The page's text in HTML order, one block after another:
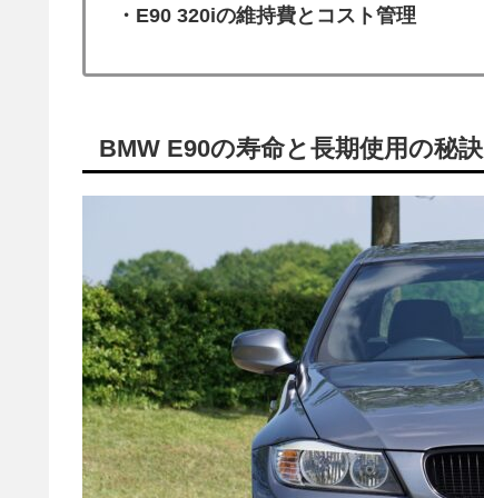
・E90 320iの維持費とコスト管理
BMW E90の寿命と長期使用の秘訣